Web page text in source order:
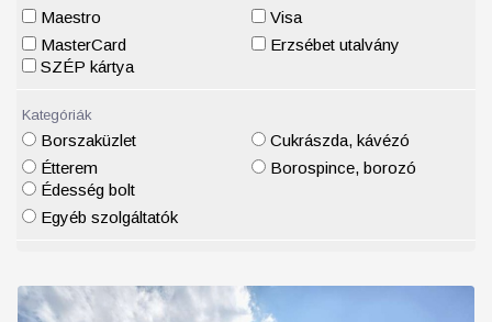
Maestro
MasterCard
Visa
Erzsébet utalvány
SZÉP kártya
Kategóriák
Borszaküzlet
Étterem
Cukrászda, kávézó
Borospince, borozó
Édesség bolt
Egyéb szolgáltatók